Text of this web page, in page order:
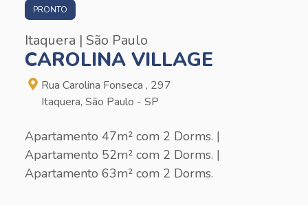
PRONTO
Itaquera | São Paulo
CAROLINA VILLAGE
Rua Carolina Fonseca , 297
Itaquera, São Paulo - SP
Apartamento 47m² com 2 Dorms. |
Apartamento 52m² com 2 Dorms. |
Apartamento 63m² com 2 Dorms.